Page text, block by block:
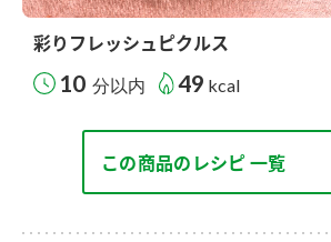
彩りフレッシュピクルス
10 分以内 49 kcal
この商品のレシピ 一覧